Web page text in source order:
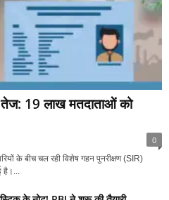
तेज: 19 लाख मतदाताओं को
0
के बीच चल रही विशेष गहन पुनरीक्षण (SIR)
है।...